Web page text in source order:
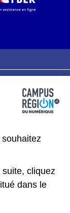
cliquez
dans le